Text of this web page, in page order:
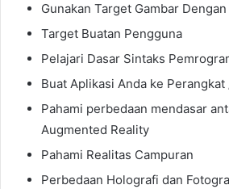
Gunakan Target Gambar
Target Buatan Pengguna
Pelajari Dasar Sintaks
Buat Aplikasi Anda ke
Pahami perbedaan mendasar
Augmented Reality
Pahami Realitas Campuran
Perbedaan Holografi dan